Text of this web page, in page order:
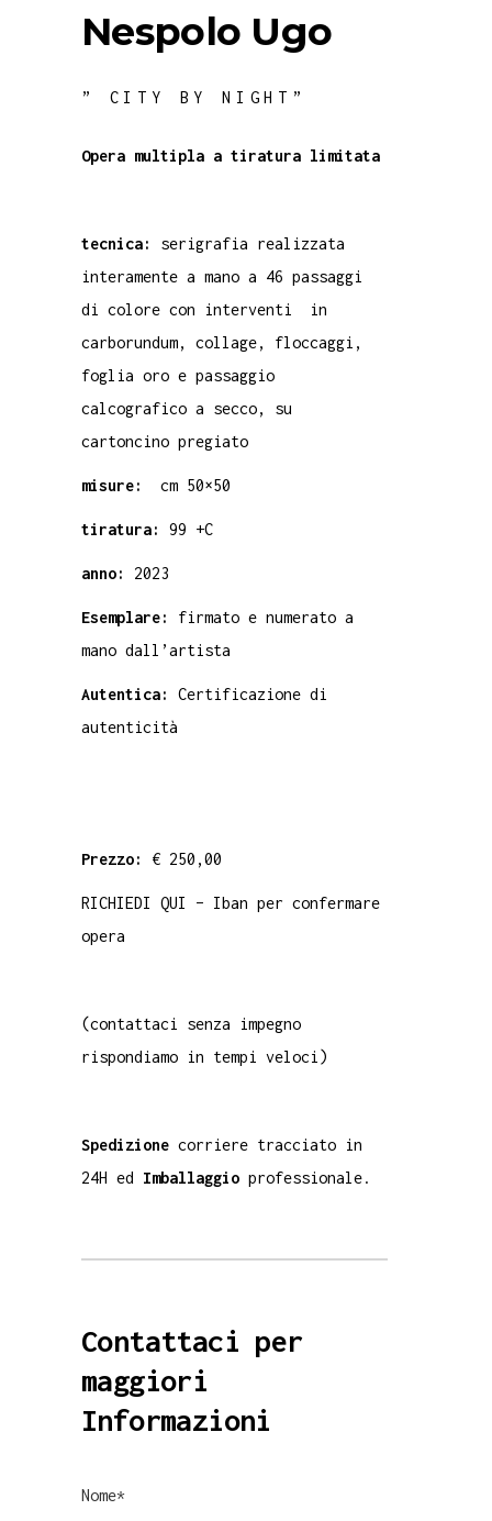
Nespolo Ugo
” CITY BY NIGHT”
Opera multipla a tiratura limitata
tecnica:
serigrafia realizzata
interamente a mano a 46 passaggi
di colore con interventi in
carborundum, collage, floccaggi,
foglia oro e passaggio
calcografico a secco, su
cartoncino pregiato
misure: cm 50×50
tiratura: 99 +C
anno: 2023
Esemplare:
firmato e numerato a
mano dall’artista
Autentica:
Certificazione di
autenticità
Prezzo: € 250,00
RICHIEDI QUI – Iban per confermare
opera
(contattaci senza impegno
rispondiamo in tempi veloci)
Spedizione corriere tracciato in
24H ed Imballaggio professionale.
Contattaci per
maggiori
Informazioni